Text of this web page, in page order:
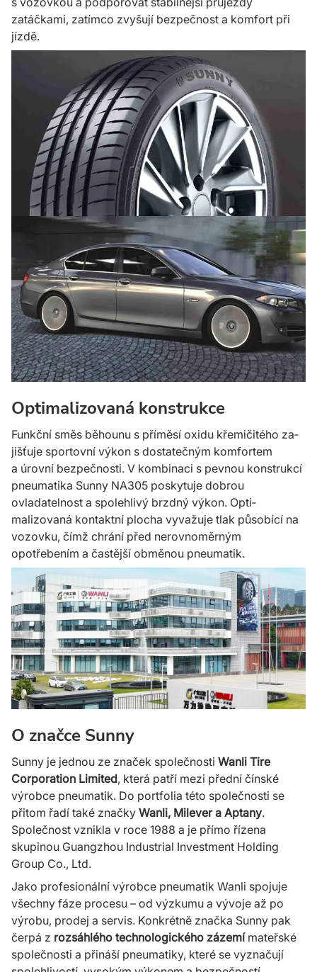
zatáčkami, zatímco zvyšují bez­pečnost a kom­fort při
jízdě.
Optimalizovaná konstrukce
Funkční směs běhounu s pří­měsí oxidu křemičitého za­
jišťuje sportovní výkon s dos­tatečným komfortem
a úrov­ní bezpečnosti. V kom­binaci s pev­nou kon­strukcí
pneumatika Sunny NA305 poskytuje dobrou
ovladatelnost a spo­lehlivý brzdný výkon. Opti­
malizovaná kontaktní plocha vyvažuje tlak působící na
vozovku, čímž chrání před nerov­noměrným
opotřebením a čas­tější obměnou pneu­matik.
O značce Sunny
Sunny je jednou ze značek společnosti Wanli Tire
Corporation Limited, která patří mezi přední čínské
výrobce pneumatik. Do portfolia této společnosti se
přitom řadí také značky Wanli, Milever a Aptany.
Společnost vznikla v roce 1988 a je přímo řízena
skupinou Guangzhou Industrial Investment Holding
Group Co., Ltd.
Jako profesionální výrobce pneumatik Wanli spojuje
všechny fáze procesu – od výzkumu a vývoje až po
výrobu, prodej a servis. Konkrétně značka Sunny pak
čerpá z rozsáhlého technologického zázemímateřské
společnosti a přináší pneumatiky, které se vyznačují